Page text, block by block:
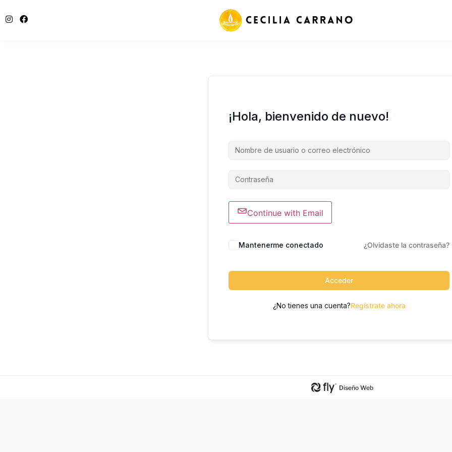
¡Hola, bienvenido de nuevo!
Continue with Email
Mantenerme conectado ¿Olvidaste la contraseña?
Acceder
¿No tienes una cuenta?Regístrate ahora
Diseño Web